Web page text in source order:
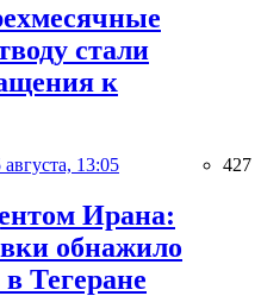
стали
к
августа, 13:05 427
Ирана:
обнажило
в Тегеране